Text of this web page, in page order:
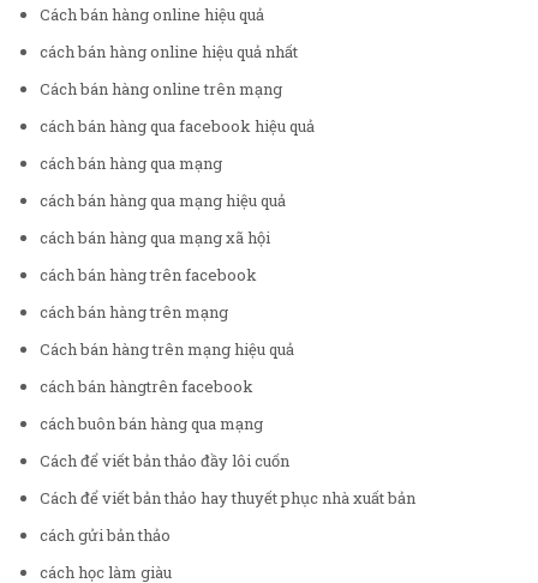
Cách bán hàng online hiệu quả
cách bán hàng online hiệu quả nhất
Cách bán hàng online trên mạng
cách bán hàng qua facebook hiệu quả
cách bán hàng qua mạng
cách bán hàng qua mạng hiệu quả
cách bán hàng qua mạng xã hội
cách bán hàng trên facebook
cách bán hàng trên mạng
Cách bán hàng trên mạng hiệu quả
cách bán hàngtrên facebook
cách buôn bán hàng qua mạng
Cách để viết bản thảo đầy lôi cuốn
Cách để viết bản thảo hay thuyết phục nhà xuất bản
cách gửi bản thảo
cách học làm giàu